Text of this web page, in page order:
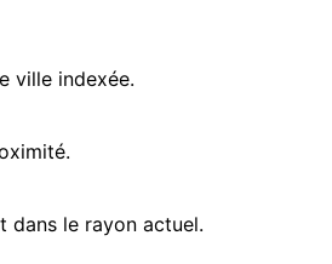
ville indexée.
dans le rayon actuel.